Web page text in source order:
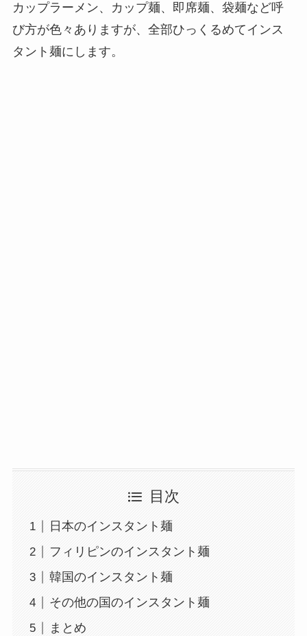
カップラーメン、カップ麺、即席麺、袋麺など呼
び方が色々ありますが、全部ひっくるめてインス
タント麺にします。
目次
日本のインスタント麺
フィリピンのインスタント麺
韓国のインスタント麺
その他の国のインスタント麺
まとめ